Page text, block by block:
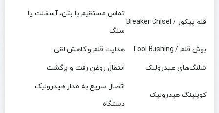
قلم پیکور / Breaker Chisel
تماس مستقیم با بتن، آسفالت یا
سنگ
بوش قلم / Tool Bushing
هدایت قلم و کاهش لقی
شلنگ‌های هیدرولیک
انتقال روغن رفت و برگشت
کوپلینگ هیدرولیک
اتصال سریع به مدار هیدرولیک
دستگاه